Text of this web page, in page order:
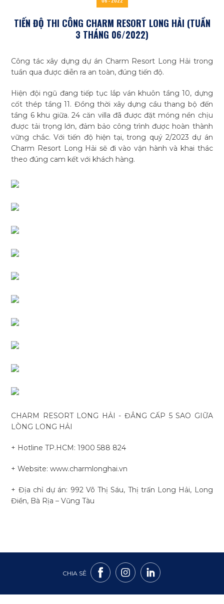
TIẾN ĐỘ THI CÔNG CHARM RESORT LONG HẢI (TUẦN
3 THÁNG 06/2022)
Công tác xây dựng dự án Charm Resort Long Hải trong
tuần qua được diễn ra an toàn, đúng tiến độ.
Hiện đội ngũ đang tiếp tục lắp ván khuôn tầng 10, dựng
cốt thép tầng 11. Đồng thời xây dựng cầu thang bộ đến
tầng 6 khu giữa. 24 căn villa đã được đặt móng nền chịu
được tải trọng lớn, đảm bảo công trình được hoàn thành
vững chắc. Với tiến độ hiện tại, trong quý 2/2023 dự án
Charm Resort Long Hải sẽ đi vào vận hành và khai thác
theo đúng cam kết với khách hàng.
CHARM RESORT LONG HẢI - ĐẲNG CẤP 5 SAO GIỮA
LÒNG LONG HẢI
+ Hotline TP.HCM: 1900 588 824
+ Website: www.charmlonghai.vn
+ Địa chỉ dự án: 992 Võ Thị Sáu, Thị trấn Long Hải, Long
Điền, Bà Rịa – Vũng Tàu
CHIA SẺ
Tìm
kiếm...